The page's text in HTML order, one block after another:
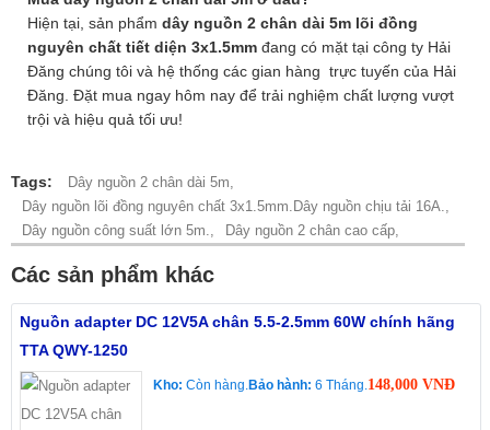
Hiện tại, sản phẩm dây nguồn 2 chân dài 5m lõi đồng
nguyên chất tiết diện 3x1.5mm đang có mặt tại công ty Hải
Đăng chúng tôi và hệ thống các gian hàng trực tuyến của Hải
Đăng. Đặt mua ngay hôm nay để trải nghiệm chất lượng vượt
trội và hiệu quả tối ưu!
Tags:
Dây nguồn 2 chân dài 5m,
Dây nguồn lõi đồng nguyên chất 3x1.5mm.Dây nguồn chịu tải 16A.,
Dây nguồn công suất lớn 5m.,
Dây nguồn 2 chân cao cấp,
Các sản phẩm khác
Nguồn adapter DC 12V5A chân 5.5-2.5mm 60W chính hãng
TTA QWY-1250
Kho: Còn hàng.Bảo hành: 6 Tháng.148,000 VNĐ